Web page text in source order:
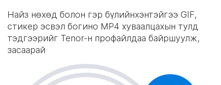
Найз нөхөд болон гэр бүлийнхэнтэйгээ GIF,
стикер эсвэл богино MP4 хуваалцахын тулд
тэдгээрийг Tenor-н профайлдаа байршуулж,
засаарай